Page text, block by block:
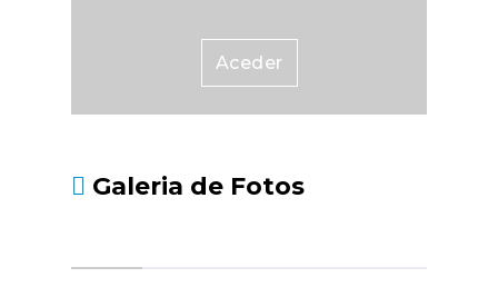
Aceder
Galeria de Fotos